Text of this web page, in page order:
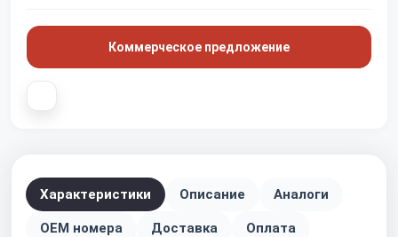
Коммерческое предложение
Характеристики Описание Аналоги
OEM номера Доставка Оплата